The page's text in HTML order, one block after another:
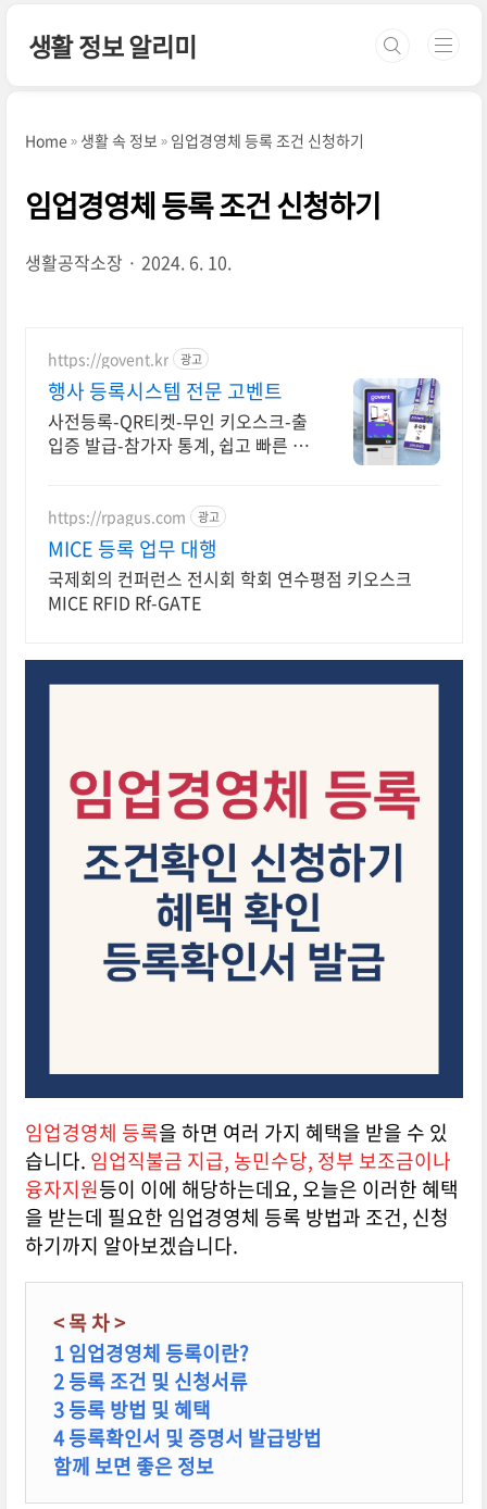
생활 정보 알리미
Home 생활 속 정보 임업경영체 등록 조건 신청하기
임업경영체 등록 조건 신청하기
생활공작소장 2024. 6. 10.
https://govent.kr 광고
행사 등록시스템 전문 고벤트
사전등록-QR티켓-무인 키오스크-출
입증 발급-참가자 통계, 쉽고 빠른 등
복한 경험을 제공하세요
https://rpagus.com 광고
MICE 등록 업무 대행
국제회의 컨퍼런스 전시회 학회 연수평점 키오스크
MICE RFID Rf-GATE
임업경영체 등록을 하면 여러 가지 혜택을 받을 수 있
습니다. 임업직불금 지급, 농민수당, 정부 보조금이나
융자지원등이 이에 해당하는데요, 오늘은 이러한 혜택
을 받는데 필요한 임업경영체 등록 방법과 조건, 신청
하기까지 알아보겠습니다.
< 목 차 >
1 임업경영체 등록이란?
2 등록 조건 및 신청서류
3 등록 방법 및 혜택
4 등록확인서 및 증명서 발급방법
함께 보면 좋은 정보